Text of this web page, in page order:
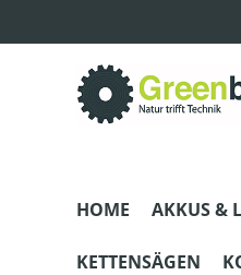
HOME AKKUS &
KETTENSÄGEN